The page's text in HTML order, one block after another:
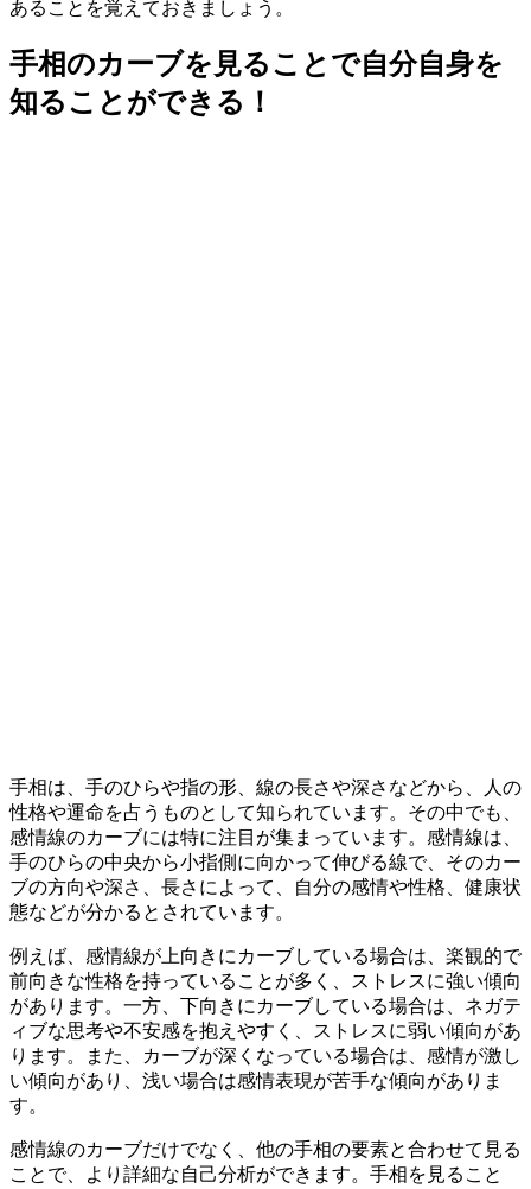
あることを覚えておきましょう。
手相のカーブを見ることで自分自身を
知ることができる！
手相は、手のひらや指の形、線の長さや深さなどから、人の
性格や運命を占うものとして知られています。その中でも、
感情線のカーブには特に注目が集まっています。感情線は、
手のひらの中央から小指側に向かって伸びる線で、そのカー
ブの方向や深さ、長さによって、自分の感情や性格、健康状
態などが分かるとされています。
例えば、感情線が上向きにカーブしている場合は、楽観的で
前向きな性格を持っていることが多く、ストレスに強い傾向
があります。一方、下向きにカーブしている場合は、ネガテ
ィブな思考や不安感を抱えやすく、ストレスに弱い傾向があ
ります。また、カーブが深くなっている場合は、感情が激し
い傾向があり、浅い場合は感情表現が苦手な傾向がありま
す。
感情線のカーブだけでなく、他の手相の要素と合わせて見る
ことで、より詳細な自己分析ができます。手相を見ること